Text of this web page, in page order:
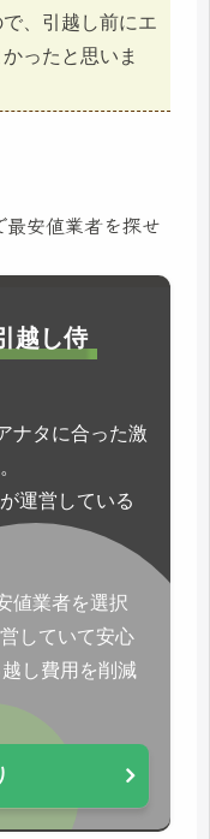
、引越し前にエ
ったと思いま
安値業者を探せ
越し侍
ナタに合った激
運営している
値業者を選択
していて安心
し費用を削減